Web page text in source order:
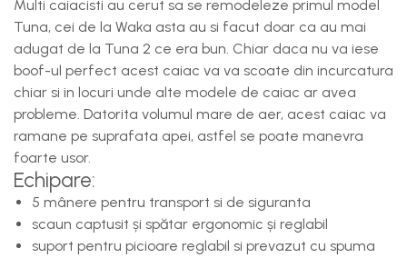
Multi caiacisti au cerut sa se remodeleze primul model
Tuna, cei de la Waka asta au si facut doar ca au mai
adugat de la Tuna 2 ce era bun. Chiar daca nu va iese
boof-ul perfect acest caiac va va scoate din incurcatura
chiar si in locuri unde alte modele de caiac ar avea
probleme. Datorita volumul mare de aer, acest caiac va
ramane pe suprafata apei, astfel se poate manevra
foarte usor.
Echipare:
5 mânere pentru transport si de siguranta
scaun captusit și spătar ergonomic și reglabil
suport pentru picioare reglabil si prevazut cu spuma